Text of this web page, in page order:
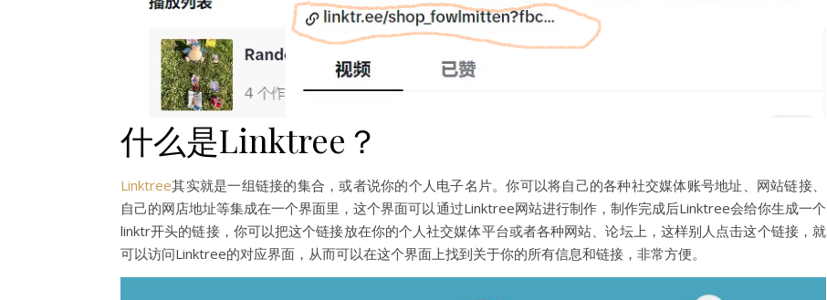
什么是Linktree？
Linktree其实就是一组链接的集合，或者说你的个人电子名片。你可以将自己的各种社交媒体账号地址、网站链接、
自己的网店地址等集成在一个界面里，这个界面可以通过Linktree网站进行制作，制作完成后Linktree会给你生成一个
linktr开头的链接，你可以把这个链接放在你的个人社交媒体平台或者各种网站、论坛上，这样别人点击这个链接，就
可以访问Linktree的对应界面，从而可以在这个界面上找到关于你的所有信息和链接，非常方便。